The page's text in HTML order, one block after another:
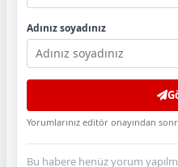
Adınız soyadınız
Yorumlarınız editör onayından
Bu habere henüz yorum